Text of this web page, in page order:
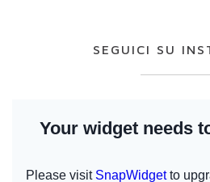
SEGUICI SU